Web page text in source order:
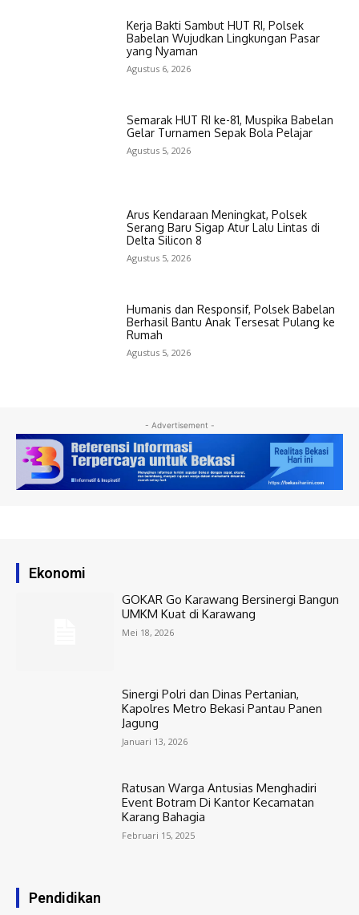
Kerja Bakti Sambut HUT RI, Polsek
Babelan Wujudkan Lingkungan Pasar
yang Nyaman
Agustus 6, 2026
Semarak HUT RI ke-81, Muspika Babelan
Gelar Turnamen Sepak Bola Pelajar
Agustus 5, 2026
Arus Kendaraan Meningkat, Polsek
Serang Baru Sigap Atur Lalu Lintas di
Delta Silicon 8
Agustus 5, 2026
Humanis dan Responsif, Polsek Babelan
Berhasil Bantu Anak Tersesat Pulang ke
Rumah
Agustus 5, 2026
- Advertisement -
Ekonomi
GOKAR Go Karawang Bersinergi Bangun
UMKM Kuat di Karawang
Mei 18, 2026
Sinergi Polri dan Dinas Pertanian,
Kapolres Metro Bekasi Pantau Panen
Jagung
Januari 13, 2026
Ratusan Warga Antusias Menghadiri
Event Botram Di Kantor Kecamatan
Karang Bahagia
Februari 15, 2025
Pendidikan